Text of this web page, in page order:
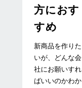
方におす
すめ
新商品を作りた
いが、どんな会
社にお願いすれ
ばいいのかわか